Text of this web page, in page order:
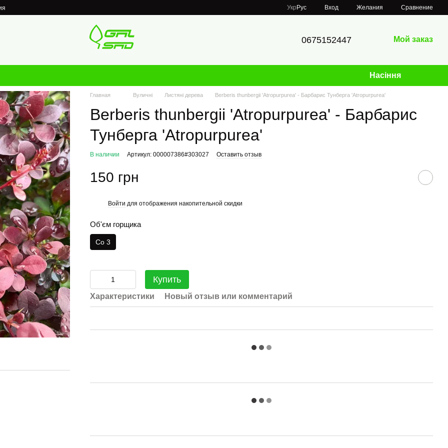
Укр Рус Вход Желания Сравнение
0675152447 Мой заказ
Насіння
Главная Вуличні Листяні дерева Berberis thunbergii 'Atropurpurea' - Барбарис Тунберга 'Atropurpurea'
Berberis thunbergii 'Atropurpurea' - Барбарис
Тунберга 'Atropurpurea'
В наличии Артикул: 000007386#303027 Оставить отзыв
150 грн
Войти для отображения накопительной скидки
Об'єм горщика
Со 3
Купить
Характеристики Новый отзыв или комментарий